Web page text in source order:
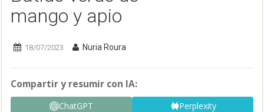
mango y apio
18/07/2023 Nuria Roura
Compartir y resumir con IA:
ChatGPT
Perplexity